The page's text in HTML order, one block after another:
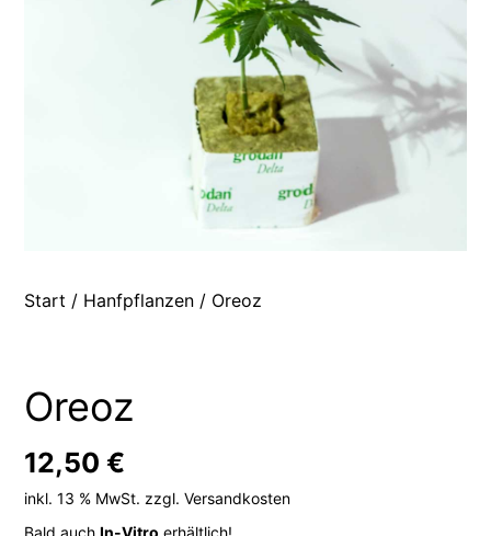
Start / Hanfpflanzen / Oreoz
Oreoz
12,50€
inkl. 13 % MwSt. zzgl.Versandkosten